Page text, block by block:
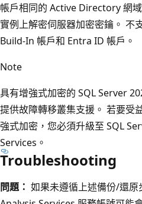
帳戶相同的 Active Directory 網
實例上解密伺服器加密密鑰。 不
Build-In 帳戶和 Entra ID 帳戶。
Note
具有增強式加密的 SQL Server
提供故障轉移叢集支援。 若要受
強式加密，您必須升級至 SQL
Services。
Troubleshooting
問題： 如果未遵循上述備份/還